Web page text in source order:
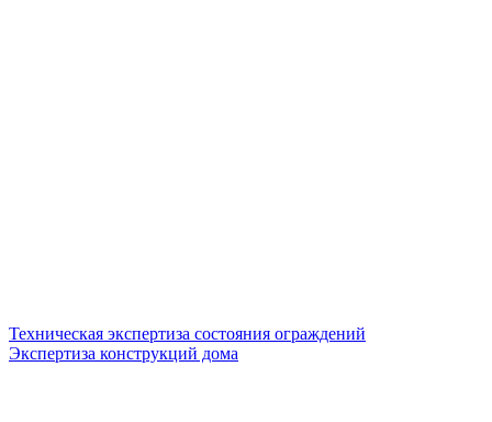
Техническая экспертиза состояния ограждений
Экспертиза конструкций дома